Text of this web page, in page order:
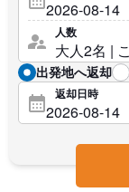
人数
出発地へ返却
返却日時